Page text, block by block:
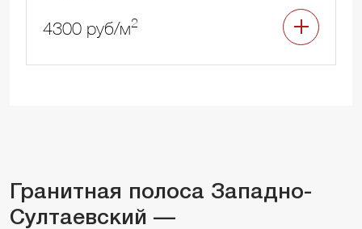
4300 руб/м2
Гранитная полоса Западно-
Султаевский —